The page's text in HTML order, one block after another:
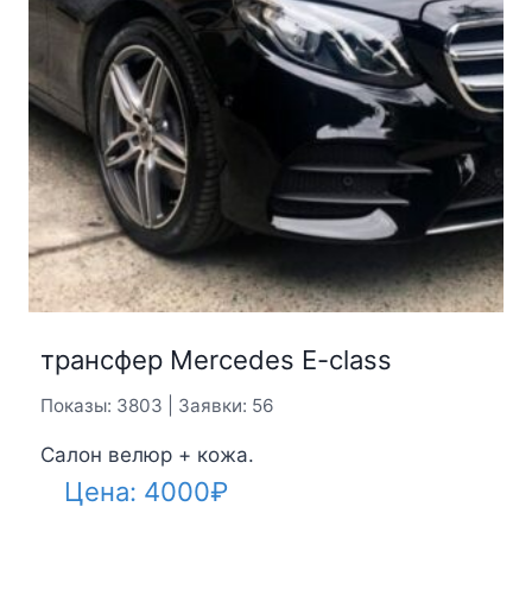
трансфер Mercedes E-class
Показы: 3803 | Заявки: 56
Салон велюр + кожа.
Цена: 4000₽